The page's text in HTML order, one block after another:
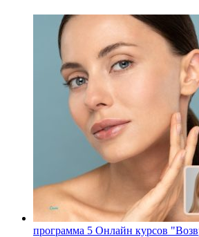
программа 5 Онлайн курсов